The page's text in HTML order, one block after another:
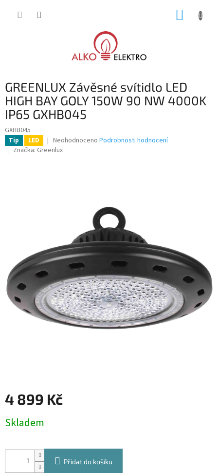
GREENLUX Závěsné svítidlo LED
HIGH BAY GOLY 150W 90 NW 4000K
IP65 GXHB045
GXHB045
Tip LED
Průměrné
hodnocení
Neohodnoceno Podrobnosti hodnocení
Značka: Greenlux
4 899 Kč
cena:
Skladem
Přidat do košíku